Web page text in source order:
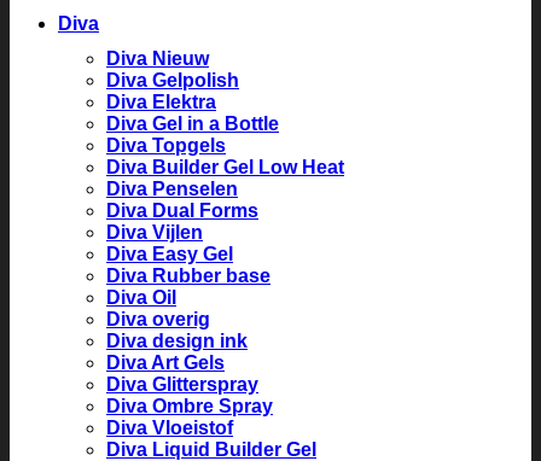
Diva
Diva Nieuw
Diva Gelpolish
Diva Elektra
Diva Gel in a Bottle
Diva Topgels
Diva Builder Gel Low Heat
Diva Penselen
Diva Dual Forms
Diva Vijlen
Diva Easy Gel
Diva Rubber base
Diva Oil
Diva overig
Diva design ink
Diva Art Gels
Diva Glitterspray
Diva Ombre Spray
Diva Vloeistof
Diva Liquid Builder Gel